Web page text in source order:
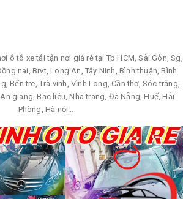
ô tô xe tải tận nơi giá rẻ tại Tp HCM, Sài Gòn, Sg,
nai, Brvt, Long An, Tây Ninh, Bình thuận, Bình
Bến tre, Trà vinh, Vĩnh Long, Cần thơ, Sóc trăng,
giang, Bạc liêu, Nha trang, Đà Nẵng, Huế, Hải
Phòng, Hà nội…